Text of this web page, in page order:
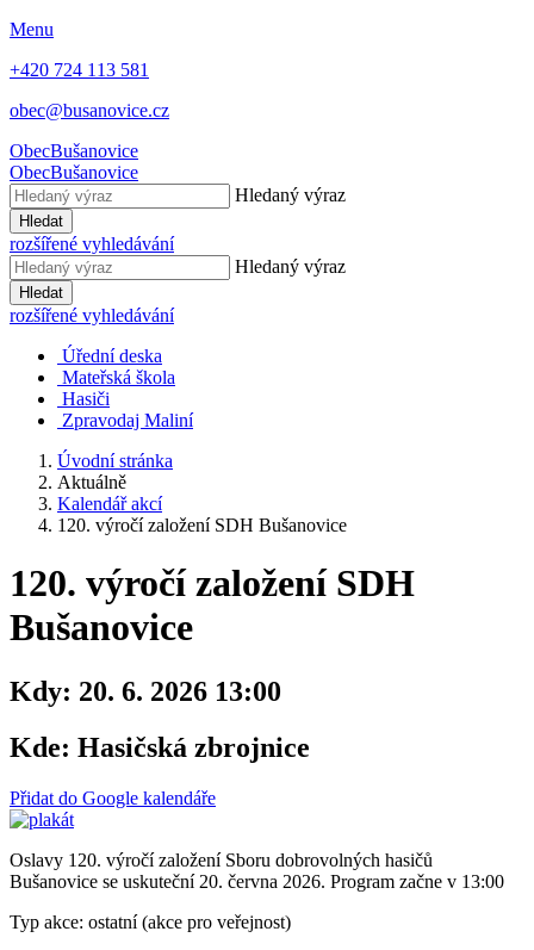
Menu
+420 724 113 581
obec@busanovice.cz
ObecBušanovice
ObecBušanovice
Hledaný výraz
Hledat
rozšířené vyhledávání
Hledaný výraz
Hledat
rozšířené vyhledávání
Úřední deska
Mateřská škola
Hasiči
Zpravodaj Maliní
Úvodní stránka
Aktuálně
Kalendář akcí
120. výročí založení SDH Bušanovice
120. výročí založení SDH
Bušanovice
Kdy: 20. 6. 2026 13:00
Kde: Hasičská zbrojnice
Přidat do Google kalendáře
Oslavy 120. výročí založení Sboru dobrovolných hasičů
Bušanovice se uskuteční 20. června 2026. Program začne v 13:00
Typ akce: ostatní (akce pro veřejnost)